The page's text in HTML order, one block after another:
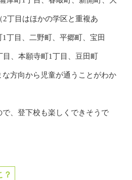
丁目はほかの学区と重複あ
丁目、二野町、平郷町、宝田
、本願寺町1丁目、豆田町
方向から児童が通うことがわか
、登下校も楽しくできそうで
？